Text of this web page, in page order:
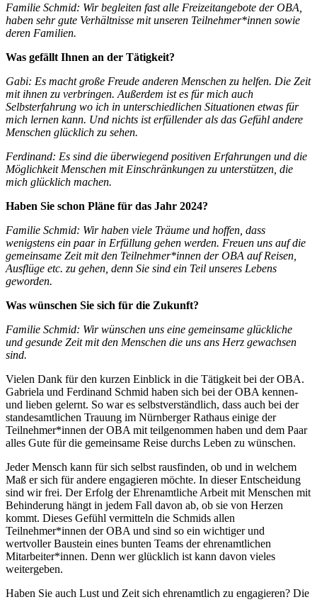
Familie Schmid: Wir begleiten fast alle Freizeitangebote der OBA,
haben sehr gute Verhältnisse mit unseren Teilnehmer*innen sowie
deren Familien.
Was gefällt Ihnen an der Tätigkeit?
Gabi: Es macht große Freude anderen Menschen zu helfen. Die Zeit
mit ihnen zu verbringen. Außerdem ist es für mich auch
Selbsterfahrung wo ich in unterschiedlichen Situationen etwas für
mich lernen kann. Und nichts ist erfüllender als das Gefühl andere
Menschen glücklich zu sehen.
Ferdinand: Es sind die überwiegend positiven Erfahrungen und die
Möglichkeit Menschen mit Einschränkungen zu unterstützen, die
mich glücklich machen.
Haben Sie schon Pläne für das Jahr 2024?
Familie Schmid: Wir haben viele Träume und hoffen, dass
wenigstens ein paar in Erfüllung gehen werden. Freuen uns auf die
gemeinsame Zeit mit den Teilnehmer*innen der OBA auf Reisen,
Ausflüge etc. zu gehen, denn Sie sind ein Teil unseres Lebens
geworden.
Was wünschen Sie sich für die Zukunft?
Familie Schmid: Wir wünschen uns eine gemeinsame glückliche
und gesunde Zeit mit den Menschen die uns ans Herz gewachsen
sind.
Vielen Dank für den kurzen Einblick in die Tätigkeit bei der OBA.
Gabriela und Ferdinand Schmid haben sich bei der OBA kennen-
und lieben gelernt. So war es selbstverständlich, dass auch bei der
standesamtlichen Trauung im Nürnberger Rathaus einige der
Teilnehmer*innen der OBA mit teilgenommen haben und dem Paar
alles Gute für die gemeinsame Reise durchs Leben zu wünschen.
Jeder Mensch kann für sich selbst rausfinden, ob und in welchem
Maß er sich für andere engagieren möchte. In dieser Entscheidung
sind wir frei. Der Erfolg der Ehrenamtliche Arbeit mit Menschen mit
Behinderung hängt in jedem Fall davon ab, ob sie von Herzen
kommt. Dieses Gefühl vermitteln die Schmids allen
Teilnehmer*innen der OBA und sind so ein wichtiger und
wertvoller Baustein eines bunten Teams der ehrenamtlichen
Mitarbeiter*innen. Denn wer glücklich ist kann davon vieles
weitergeben.
Haben Sie auch Lust und Zeit sich ehrenamtlich zu engagieren? Die